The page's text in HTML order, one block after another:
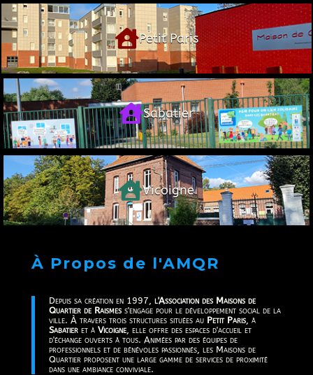
Petit Paris
Sabatier
Vicoigne
À Propos de l'AMQR
Depuis sa création en 1997, l'Association des Maisons de
Quartier de Raismes s'engage pour le développement social de la
ville. À travers trois structures situées au Petit Paris , à
Sabatier et à Vicoigne , elle offre des espaces d'accueil et
d'échange ouverts à tous. Animées par des équipes de
professionnels et de bénévoles passionnés, les Maisons de
Quartier proposent une large gamme de services de proximité
dans une ambiance conviviale.